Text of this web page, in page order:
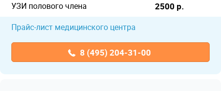
УЗИ полового члена 2500 р.
Прайс-лист медицинского центра
8 (495) 204-31-00